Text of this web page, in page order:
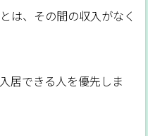
は、その間の収入がなく
居できる人を優先しま